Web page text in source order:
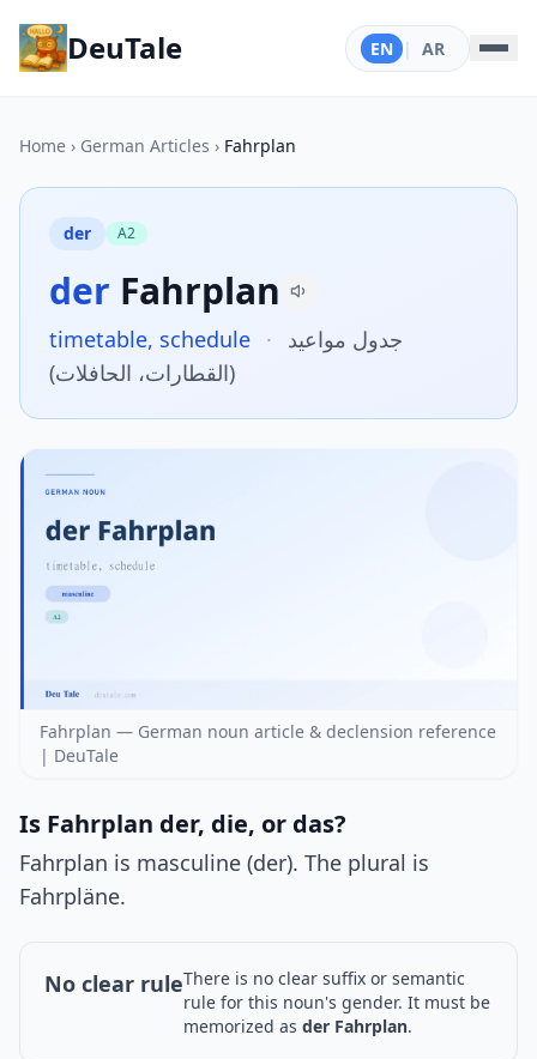
DeuTale EN | AR
Home › German Articles › Fahrplan
der A2
der Fahrplan
timetable, schedule ·
جدول مواعيد
(القطارات، الحافلات)
Fahrplan — German noun article & declension reference
| DeuTale
Is Fahrplan der, die, or das?
Fahrplan is masculine (der). The plural is
Fahrpläne.
No clear ruleThere is no clear suffix or semantic
rule for this noun's gender. It must be
memorized as der Fahrplan.